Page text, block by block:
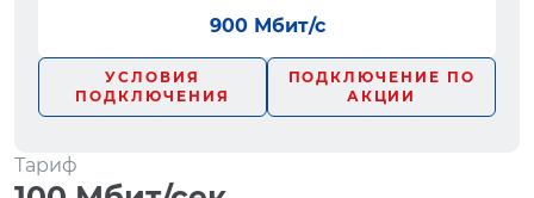
900 Мбит/с
УСЛОВИЯ
ПОДКЛЮЧЕНИЯ
ПОДКЛЮЧЕНИЕ ПО
АКЦИИ
Тариф